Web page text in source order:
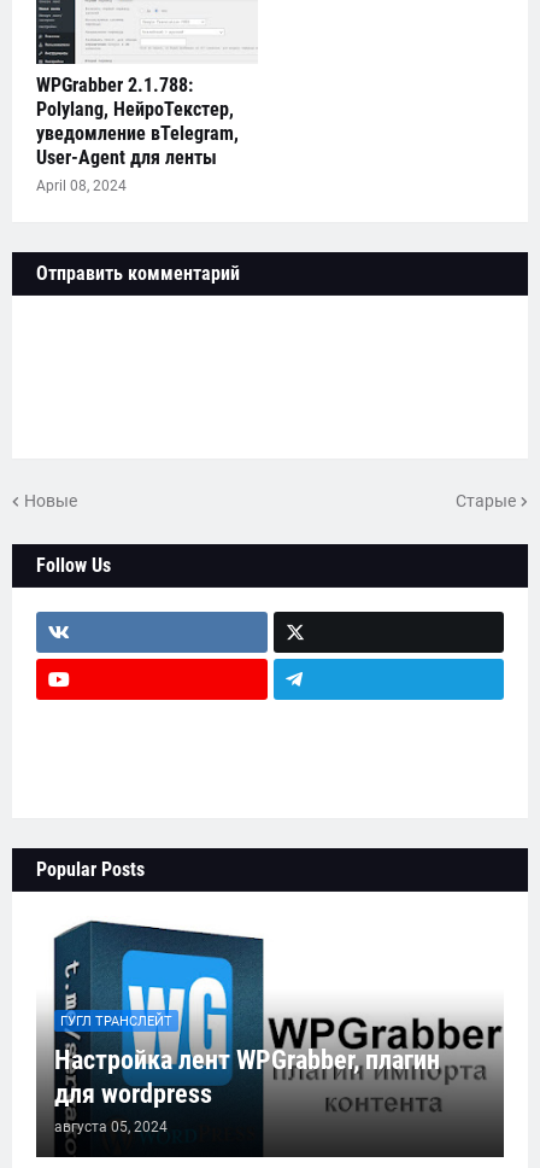
WPGrabber 2.1.788:
Polylang, НейроТекстер,
уведомление вTelegram,
User-Agent для ленты
April 08, 2024
Отправить комментарий
Новые Старые
Follow Us
Popular Posts
ГУГЛ ТРАНСЛЕЙТ
Настройка лент WPGrabber, плагин
для wordpress
августа 05, 2024